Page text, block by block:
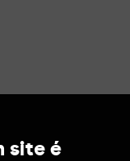
site é